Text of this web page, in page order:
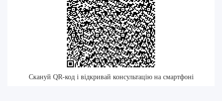
Скануй QR-код і відкривай консультацію на смартфоні